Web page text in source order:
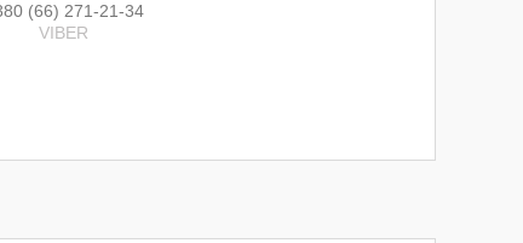
(66) 271-21-34
VIBER